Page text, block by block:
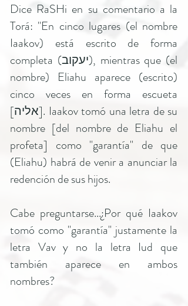
Dice RaSHi en su comentario a la
Torá: "En cinco lugares (el nombre
Iaakov) está escrito de forma
completa (יעקוב), mientras que (el
nombre) Eliahu aparece (escrito)
cinco veces en forma escueta
[אליה]. Iaakov tomó una letra de su
nombre [del nombre de Eliahu el
profeta] como "garantía" de que
(Eliahu) habrá de venir a anunciar la
redención de sus hijos.
Cabe preguntarse...¿Por qué Iaakov
tomó como "garantía" justamente la
letra Vav y no la letra Iud que
también aparece en ambos
nombres?